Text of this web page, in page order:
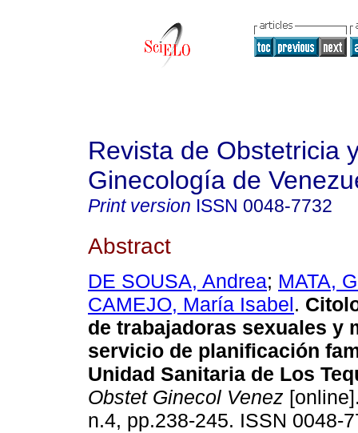
Revista de Obstetricia
Ginecología de
Print version ISSN 0048-7732
Abstract
DE SOUSA, Andrea; MATA,
CAMEJO, María Isabel.
de trabajadoras sexuales y
servicio de planificación
Unidad Sanitaria de Los
Obstet Ginecol Venez
n.4, pp.238-245. ISSN 0048-